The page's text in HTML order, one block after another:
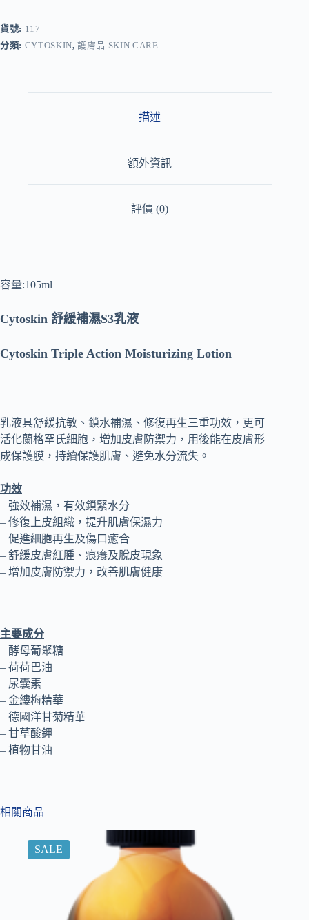
r
n
a
貨號: 117
分類: CYTOSKIN,護膚品 SKIN CARE
描述
額外資訊
評價 (0)
容量:105ml
Cytoskin 舒緩補濕S3乳液
Cytoskin Triple Action Moisturizing Lotion
乳液具舒緩抗敏、鎖水補濕、修復再生三重功效，更可
活化蘭格罕氏細胞，增加皮膚防禦力，用後能在皮膚形
成保護膜，持續保護肌膚、避免水分流失。
功效
– 強效補濕，有效鎖緊水分
– 修復上皮組織，提升肌膚保濕力
– 促進細胞再生及傷口癒合
– 舒緩皮膚紅腫、痕癢及脫皮現象
– 增加皮膚防禦力，改善肌膚健康
主要成分
– 酵母葡聚糖
– 荷荷巴油
– 尿囊素
– 金縷梅精華
– 德國洋甘菊精華
– 甘草酸鉀
– 植物甘油
相關商品
SALE